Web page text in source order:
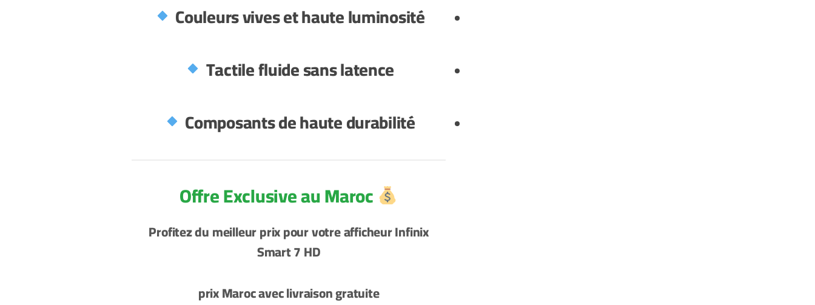
Couleurs vives et haute luminosité
Tactile fluide sans latence
Composants de haute durabilité
Profitez du meilleur prix pour votre afficheurInfinix
Smart 7 HD
prix Maroc avec livraison gratuite